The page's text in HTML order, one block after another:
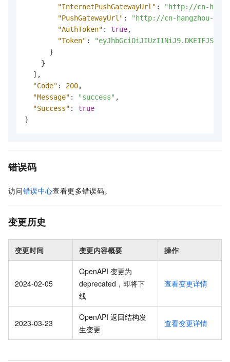
"InternetPushGatewayUrl" :
"http://cn-
"PushGatewayUrl" :
"http://cn-hangzhou-
"AuthToken" : true,
"Token" :
}
}
] ,
"Code" : 200,
"Message" : "success" ,
"Success" :
true
}
错误码
访问错误中心查看更多错误码。
变更历史
变更时间 变更内容概要 操作
2024-02-05
OpenAPI 变更为
deprecated，即将下
线
查看变更详情
2023-03-23
OpenAPI 返回结构发
生变更
查看变更详情